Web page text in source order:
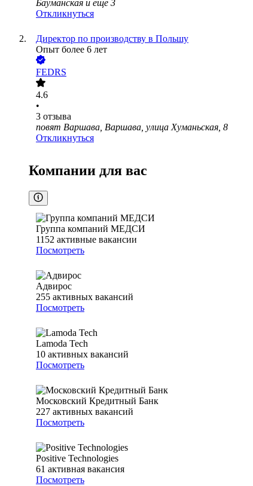
Бауманская и еще 3
Откликнуться
Директор по производству в Польшу
Опыт более 6 лет
FEDRS
4.6
•
3 отзыва
повят Варшава, Варшава, улица Хуманьская, 8
Откликнуться
Компании для вас
Группа компаний МЕДСИ
1152 активные вакансии
Посмотреть
Адвирос
255 активных вакансий
Посмотреть
Lamoda Tech
10 активных вакансий
Посмотреть
Московский Кредитный Банк
227 активных вакансий
Посмотреть
Positive Technologies
61 активная вакансия
Посмотреть